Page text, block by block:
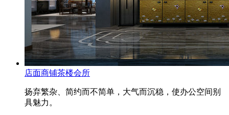
店面商铺茶楼会所
扬弃繁杂、简约而不简单，大气而沉稳，使办公空间别
具魅力。